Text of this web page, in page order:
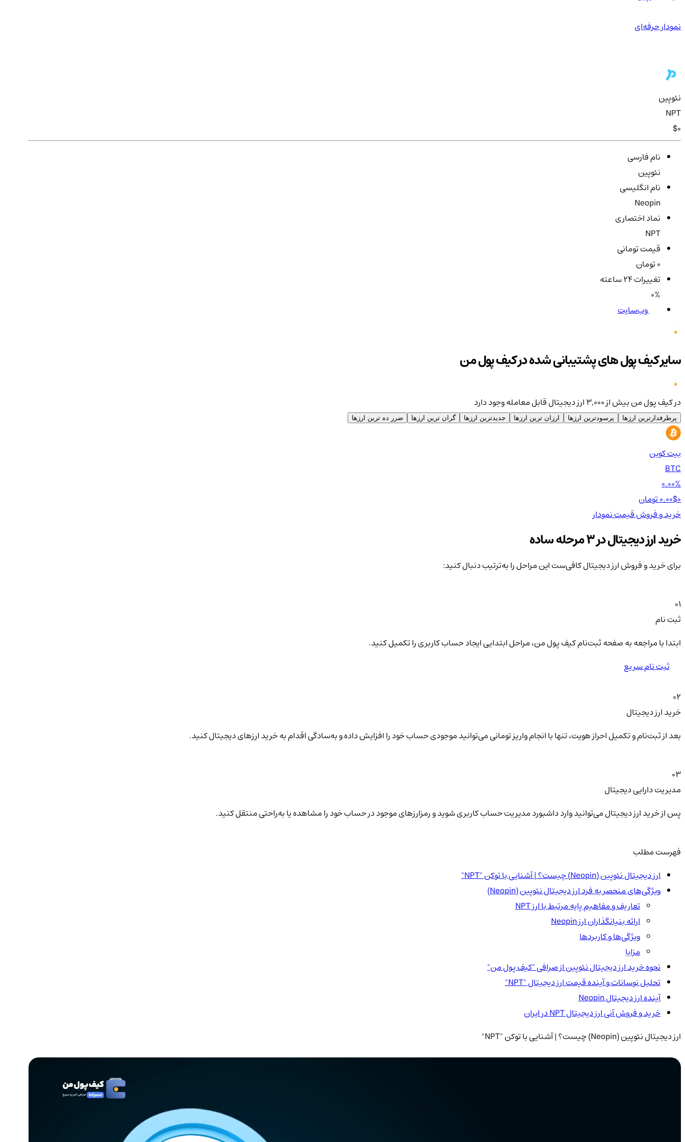
نمودار حرفه‌ای
نئوپین
NPT
$0
نام فارسی
نئوپین
نام انگلیسی
Neopin
نماد اختصاری
NPT
قیمت تومانی
0 تومان
تغییرات ۲۴ ساعته
0%
وب‌سایت
سایر کیف پول های پشتیبانی شده در کیف پول من
در کیف پول من بیش از ۳,۰۰۰ ارز دیجیتال قابل معامله وجود دارد
پرطرفدارترین ارزها پرسودترین ارزها ارزان ترین ارزها جدیدترین ارزها گران ترین ارزها ضرر ده ترین ارزها
بیت کوین
BTC
0.00%
0.00$0 تومان
خرید و فروشقیمتنمودار
خرید ارز دیجیتال در 3 مرحله ساده
برای خرید و فروش ارز دیجیتال کافی‌ست این مراحل را به‌ترتیب دنبال کنید:
01
ثبت نام
ابتدا با مراجعه به صفحه ثبت‌نام کیف‌ پول من، مراحل ابتدایی ایجاد حساب کاربری را تکمیل کنید.
ثبت نام سریع
02
خرید ارز دیجیتال
بعد از ثبت‌نام و تکمیل احراز هویت، تنها با انجام واریز تومانی می‌توانید موجودی حساب خود را افزایش داده و به‌سادگی اقدام به خرید ارزهای دیجیتال کنید.
03
مدیریت دارایی دیجیتال
پس از خرید ارز دیجیتال می‌توانید وارد داشبورد مدیریت حساب کاربری شوید و رمزارزهای موجود در حساب خود را مشاهده یا به‌راحتی منتقل کنید.
فهرست مطلب
ارز دیجیتال نئوپین (Neopin) چیست؟ | آشنایی با توکن "NPT"
ویژگی‌های منحصر به فرد ارز دیجیتال نئوپین (Neopin)
تعاریف و مفاهیم پایه مرتبط با ارز NPT
ارائه بنیانگذاران ارز Neopin
ویژگی‌ها و کاربردها
مزایا
نحوه خرید ارز دیجیتال نئوپین از صرافی "کیف پول من"
تحلیل نوسانات و آینده قیمت ارز دیجیتال "NPT"
آینده ارز دیجیتال Neopin
خرید و فروش آنی ارز دیجیتال NPT در ایران
ارز دیجیتال نئوپین (Neopin) چیست؟ | آشنایی با توکن "NPT"